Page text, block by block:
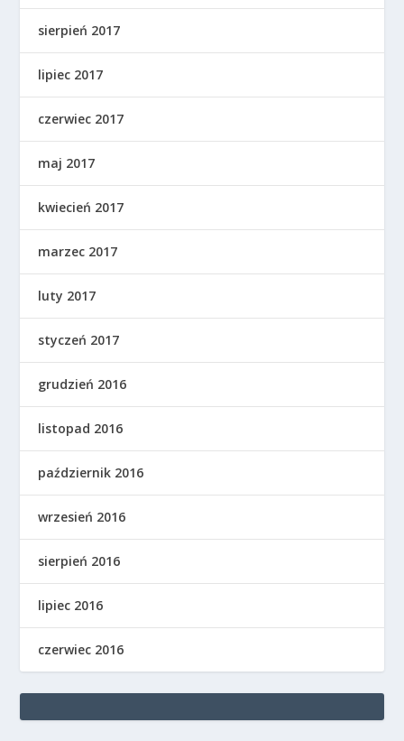
sierpień 2017
lipiec 2017
czerwiec 2017
maj 2017
kwiecień 2017
marzec 2017
luty 2017
styczeń 2017
grudzień 2016
listopad 2016
październik 2016
wrzesień 2016
sierpień 2016
lipiec 2016
czerwiec 2016